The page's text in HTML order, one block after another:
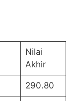
Nilai
Akhir
290.80